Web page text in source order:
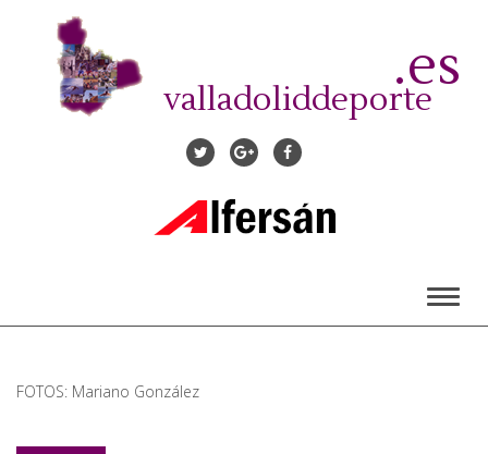
contenido
valladoliddeporte
.es
FOTOS: Mariano González